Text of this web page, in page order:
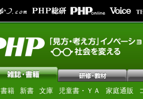
書籍 新書 文庫 児童書・ＹＡ 家庭通販